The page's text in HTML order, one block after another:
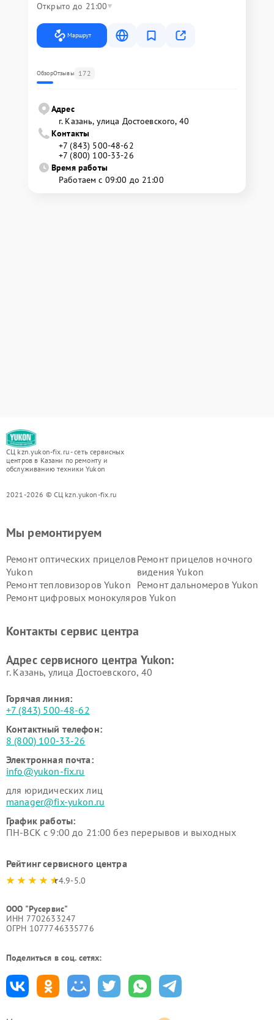
Открыто до 21:00
Маршрут
ОбзорОтзывы 172
Адрес
г. Казань, улица Достоевского, 40
Контакты
+7 (843) 500-48-62
+7 (800) 100-33-26
Время работы
Работаем с 09:00 до 21:00
СЦ kzn.yukon-fix.ru - сеть сервисных
центров в Казани по ремонту и
обслуживанию техники Yukon
2021-2026 © СЦ kzn.yukon-fix.ru
Мы ремонтируем
Ремонт оптических прицелов
Yukon
Ремонт прицелов ночного
видения Yukon
Ремонт тепловизоров Yukon Ремонт дальномеров Yukon
Ремонт цифровых монокуляров Yukon
Контакты сервис центра
Адрес сервисного центра Yukon:
г. Казань, улица Достоевского, 40
Горячая линия:
+7 (843) 500-48-62
Контактный телефон:
8 (800) 100-33-26
Электронная почта:
info@yukon-fix.ru
для юридических лиц
manager@fix-yukon.ru
График работы:
ПН-ВСК с 9:00 до 21:00 без перерывов и выходных
Рейтинг сервисного центра
4.9-5.0
ООО "Русервис"
ИНН 7702633247
ОГРН 1077746335776
Поделиться в соц. сетях: